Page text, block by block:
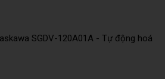
SGDV-120A01A - Tự động hoá